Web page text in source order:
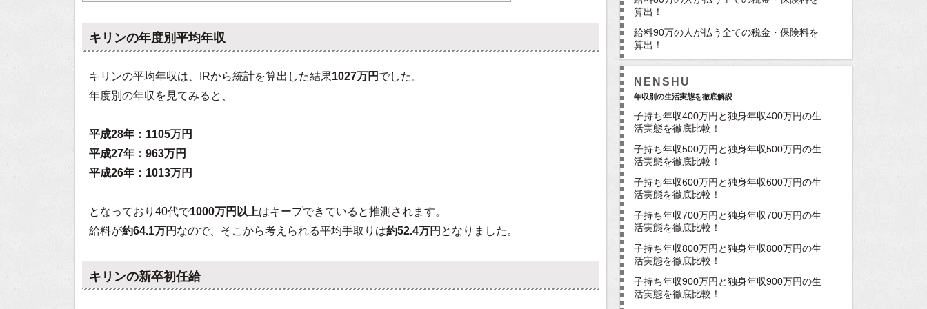
キリンの年度別平均年収
キリンの平均年収は、IRから統計を算出した結果1027万円 でした。
年度別の年収を見てみると、
平成28年：1105万円
平成27年：963万円
平成26年：1013万円
となっており40代で1000万円以上はキープできていると推測されます。
給料が約64.1万円 なので、そこから考えられる平均手取りは約52.4万円 となりました。
キリンの新卒初任給
算出！
給料90万の人が払う全ての税金・保険料を
算出！
NENSHU
年収別の生活実態を徹底解説
子持ち年収400万円と独身年収400万円の生
活実態を徹底比較！
子持ち年収500万円と独身年収500万円の生
活実態を徹底比較！
子持ち年収600万円と独身年収600万円の生
活実態を徹底比較！
子持ち年収700万円と独身年収700万円の生
活実態を徹底比較！
子持ち年収800万円と独身年収800万円の生
活実態を徹底比較！
子持ち年収900万円と独身年収900万円の生
活実態を徹底比較！